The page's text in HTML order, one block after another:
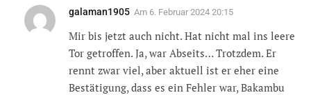
galaman1905 Am 6. Februar 2024 20:15
Mir bis jetzt auch nicht. Hat nicht mal ins leere
Tor getroffen. Ja, war Abseits… Trotzdem. Er
rennt zwar viel, aber aktuell ist er eher eine
Bestätigung, dass es ein Fehler war, Bakambu